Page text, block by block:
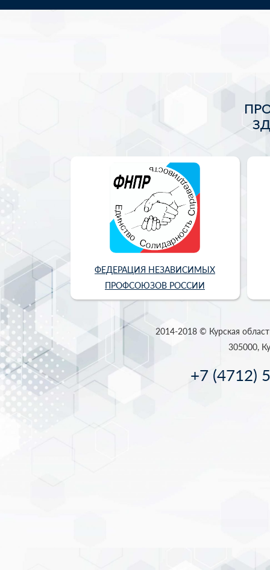
ФЕДЕРАЦИЯ НЕЗАВИСИМЫХ
ПРОФСОЮЗОВ РОССИИ
2014-2018 © Курская
305000,
+7 (4712)